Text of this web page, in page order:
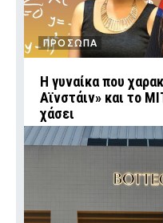
ΠΡΟΣΩΠΑ
Η γυναίκα που
Αϊνστάιν» και το
χάσει